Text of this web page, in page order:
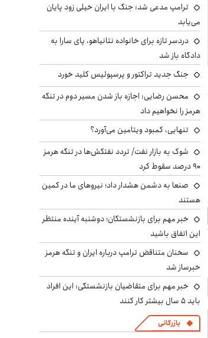
ترامپ مدعی شد: جنگ با ایران خیلی زود پایان
می‌یابد
دردسر تازه برای خانواده نتانیاهو، پای سارا به
دادگاه باز شد
جنگ جدید تراکتور و پرسپولیس کلید خورد
محسن رضایی: اجازه باز شدن مسیر دوم در تنگه
هرمز را نخواهیم داد
تنهایی، کمبود ویتامین می‌آورد؟
شوک به بازار نفت/ تردد نفتکش‌ها در تنگه هرمز
۹۰ درصد سقوط کرد
صنعا به دشمن هشدار داد؛ نیروهای ما در کمین
هستند
خبر مهم برای بازنشستگان؛ دوشنبه آینده منتظر
این اتفاق باشید
سخنان متناقض ترامپ درباره ایران و تنگه هرمز
خبرساز شد
خبر مهم برای متقاضیان بازنشستگی: این افراد
باید ۵ سال بیشتر کار کنند
بازرگانی